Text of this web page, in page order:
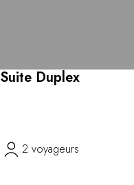
Suite Duplex
2 voyageurs